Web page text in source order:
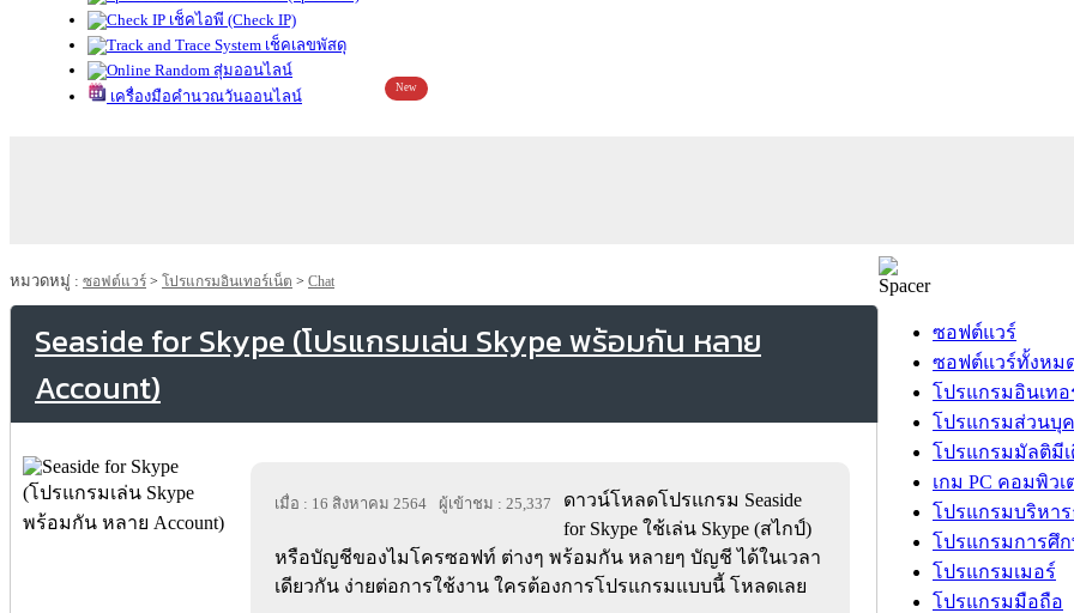
เช็คไอพี (Check IP)
เช็คเลขพัสดุ
สุ่มออนไลน์
เครื่องมือคำนวณวันออนไลน์
New
หมวดหมู่ : ซอฟต์แวร์ > โปรแกรมอินเทอร์เน็ต > Chat
Seaside for Skype (โปรแกรมเล่น Skype พร้อมกัน หลาย
Account)
เมื่อ : 16 สิงหาคม 2564 ผู้เข้าชม : 25,337
ดาวน์โหลดโปรแกรม Seaside
for Skype ใช้เล่น Skype (สไกป์)
หรือบัญชีของไมโครซอฟท์ ต่างๆ พร้อมกัน หลายๆ บัญชี ได้ในเวลา
เดียวกัน ง่ายต่อการใช้งาน ใครต้องการโปรแกรมแบบนี้ โหลดเลย
ซอฟต์แวร์
ซอฟต์แวร์ทั้งหม
โปรแกรมอินเทอ
โปรแกรมส่วนบุ
โปรแกรมมัลติมีเ
เกม PC คอมพิวเ
โปรแกรมบริหา
โปรแกรมการศึ
โปรแกรมเมอร์
โปรแกรมมือถือ